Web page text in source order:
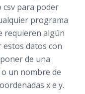
para poder
programa
requieren algún
datos con
de una
un nombre de
x e y.